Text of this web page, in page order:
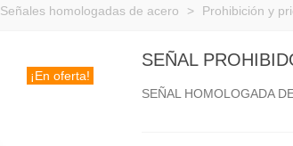
Señales homologadas de acero > Prohibición y
¡En oferta!
SEÑAL
SEÑAL HOMOLOGADA